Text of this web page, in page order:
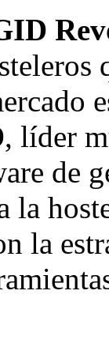
, líder
de
la
la